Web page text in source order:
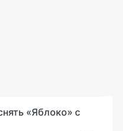
«Яблоко» с